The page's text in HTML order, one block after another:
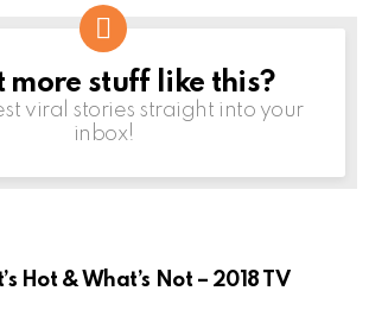
more stuff like this?
viral stories straight into your
inbox!
Hot & What’s Not – 2018 TV